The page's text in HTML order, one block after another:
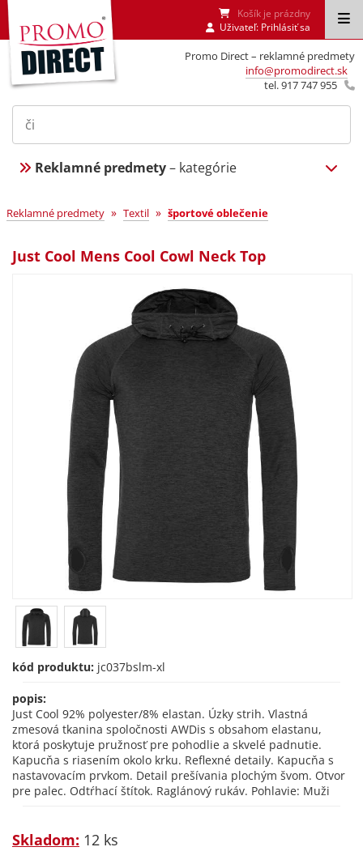
Promo Direct – reklamné predmety
info@promodirect.sk
tel. 917 747 955
Košík je prázdny
Uživateľ: Prihlásiť sa
Reklamné predmety– kategórie
Reklamné predmety » Textil » športové oblečenie
Just Cool Mens Cool Cowl Neck Top
kód produktu: jc037bslm-xl
popis:
Just Cool 92% polyester/8% elastan. Úzky strih. Vlastná
zmesová tkanina spoločnosti AWDis s obsahom elastanu,
ktorá poskytuje pružnosť pre pohodlie a skvelé padnutie.
Kapucňa s riasením okolo krku. Reflexné detaily. Kapucňa s
nastavovacím prvkom. Detail prešívania plochým švom. Otvor
pre palec. Odtŕhací štítok. Raglánový rukáv. Pohlavie: Muži
Skladom: 12 ks